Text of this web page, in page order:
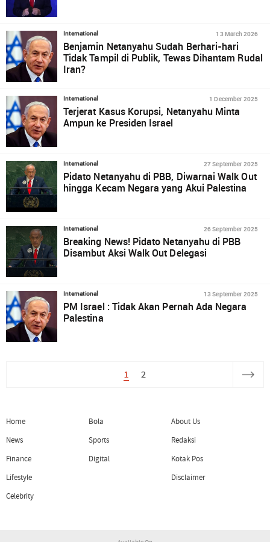
International 13 March 2026
Benjamin Netanyahu Sudah Berhari-hari
Tidak Tampil di Publik, Tewas Dihantam Rudal
Iran?
International 1 December 2025
Terjerat Kasus Korupsi, Netanyahu Minta
Ampun ke Presiden Israel
International 27 September 2025
Pidato Netanyahu di PBB, Diwarnai Walk Out
hingga Kecam Negara yang Akui Palestina
International 26 September 2025
Breaking News! Pidato Netanyahu di PBB
Disambut Aksi Walk Out Delegasi
International 13 September 2025
PM Israel : Tidak Akan Pernah Ada Negara
Palestina
1 2
Home
News
Finance
Lifestyle
Celebrity
Bola
Sports
Digital
About Us
Redaksi
Kotak Pos
Disclaimer